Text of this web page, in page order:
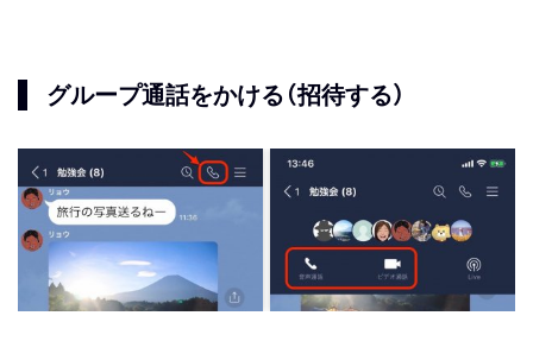
グループ通話をかける（招待する）